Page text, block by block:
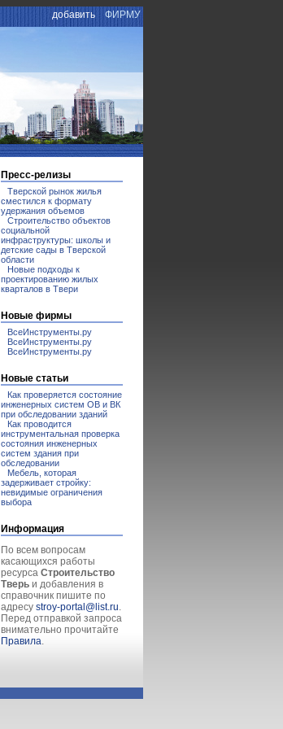
добавить ФИРМУ
Пресс-релизы
Тверской рынок жилья
сместился к формату
удержания объемов
Строительство объектов
социальной
инфраструктуры: школы и
детские сады в Тверской
области
Новые подходы к
проектированию жилых
кварталов в Твери
Новые фирмы
ВсеИнструменты.ру
ВсеИнструменты.ру
ВсеИнструменты.ру
Новые статьи
Как проверяется состояние
инженерных систем ОВ и ВК
при обследовании зданий
Как проводится
инструментальная проверка
состояния инженерных
систем здания при
обследовании
Мебель, которая
задерживает стройку:
невидимые ограничения
выбора
Информация
По всем вопросам
касающихся работы
ресурса Строительство
Тверь и добавления в
справочник пишите по
адресу stroy-portal@list.ru.
Перед отправкой запроса
внимательно прочитайте
Правила.